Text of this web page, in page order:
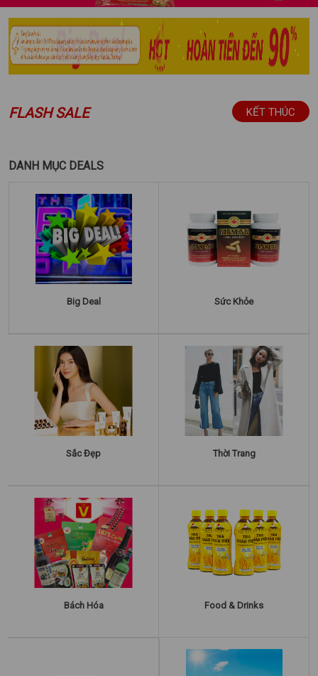
FLASH SALE KẾT THÚC
DANH MỤC DEALS
Big Deal Sức Khỏe
Sắc Đẹp Thời Trang
Bách Hóa Food & Drinks